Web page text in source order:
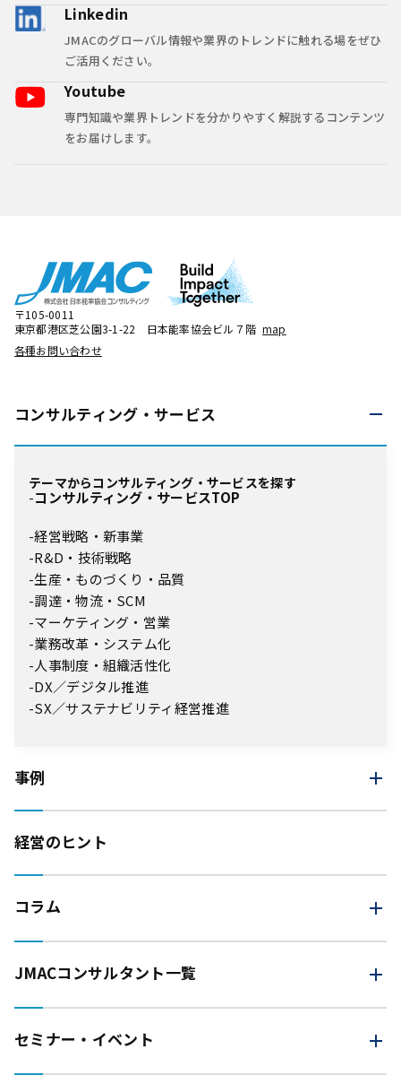
Linkedin
JMACのグローバル情報や業界のトレンドに触れる場をぜひ
ご活用ください。
Youtube
専門知識や業界トレンドを分かりやすく解説するコンテンツ
をお届けします。
〒105-0011
東京都港区芝公園3-1-22 日本能率協会ビル７階 map
各種お問い合わせ
コンサルティング・ サービス
テーマからコンサルティング・サービスを探す
コンサルティング・サービスTOP
経営戦略・新事業
R&D・技術戦略
生産・ものづくり・品質
調達・物流・SCM
マーケティング・営業
業務改革・システム化
人事制度・組織活性化
DX／デジタル推進
SX／サステナビリティ経営推進
事例
経営のヒント
コラム
JMACコンサルタント一覧
セミナー・イベント